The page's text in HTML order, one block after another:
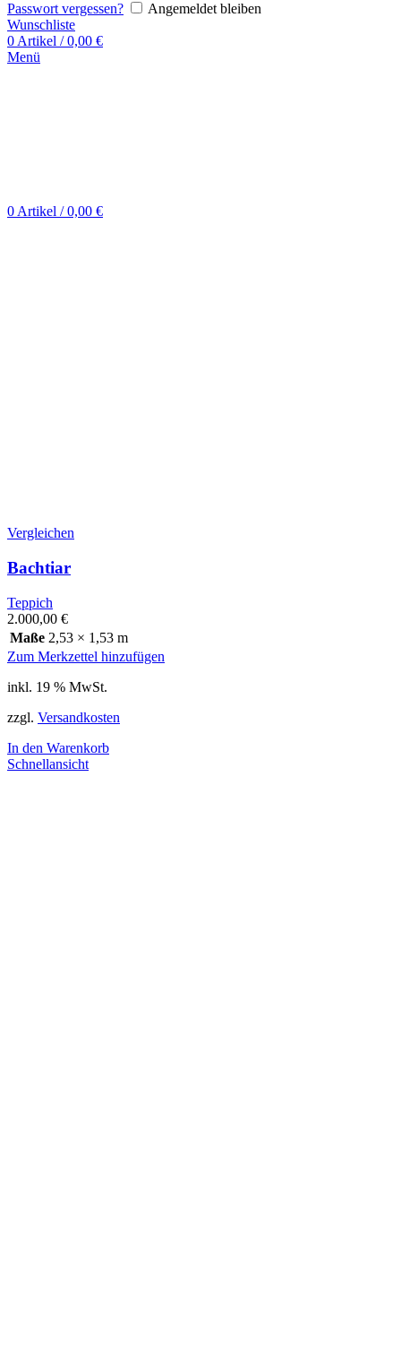
Passwort vergessen?
Angemeldet bleiben
Wunschliste
0 Artikel / 0,00 €
Menü
0 Artikel / 0,00 €
Vergleichen
Bachtiar
Teppich
2.000,00 €
Maße 2,53 × 1,53 m
Zum Merkzettel hinzufügen
inkl. 19 % MwSt.
zzgl. Versandkosten
In den Warenkorb
Schnellansicht